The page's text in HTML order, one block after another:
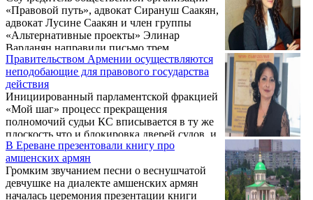
«Правовой путь», адвокат Сирануш Саакян,
адвокат Лусине Саакян и член группы
«Альтернативные проекты» Элинар
Варданян направили письмо трем
парламентским фракциям с просьбой
выступить с инициативой по созданию
временной комиссии по этике НС.
Правительством Армении осуществляются
неподобающие для правового государства
действия
Инициированный парламентской фракцией
«Мой шаг» процесс прекращения
полномочий судьи КС вписывается в ту же
плоскость что и блокировка дверей судов, и
началось судебное преследование в
отношении судей по делу второго
президента РА Роберта Кочаряна
Александра Азаряна и Давида Григоряна,
один из которых освободил экс-президента
В Ереване презентовали книгу про
амшенских армян
Громким звучанием песни о веснушчатой
девчушке на диалекте амшенских армян
началась церемония презентации книги